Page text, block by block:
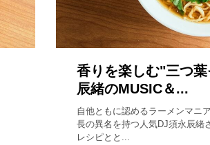
香りを楽しむ"三つ
辰緒のMUSIC＆...
自他ともに認めるラーメンマニ
長の異名を持つ人気DJ須永辰緒
レシピとと...